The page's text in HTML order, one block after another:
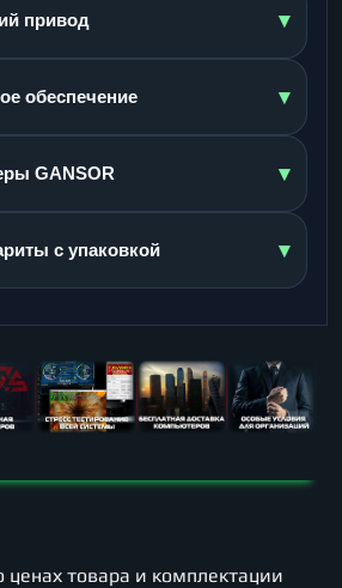
привод ▾
обеспечение ▾
GANSOR ▾
с упаковкой ▾
товара и комплектации